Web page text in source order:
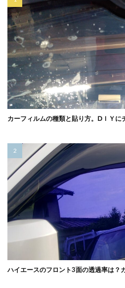
カーフィルムの種類と貼り方。ⅮＩＹに
ハイエースのフロント3面の透過率は？